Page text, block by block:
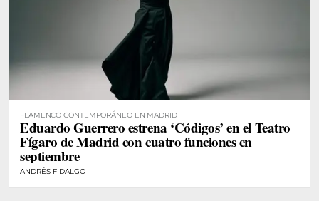
FLAMENCO CONTEMPORÁNEO EN MADRID
Eduardo Guerrero estrena ‘Códigos’ en el Teatro
Fígaro de Madrid con cuatro funciones en
septiembre
ANDRÉS FIDALGO